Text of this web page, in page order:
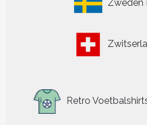
Zweden
Retro